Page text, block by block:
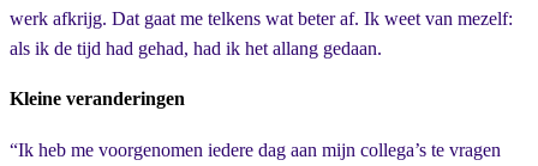
werk afkrijg. Dat gaat me telkens wat beter af. Ik weet van mezelf:
als ik de tijd had gehad, had ik het allang gedaan.
Kleine veranderingen
“Ik heb me voorgenomen iedere dag aan mijn collega’s te vragen